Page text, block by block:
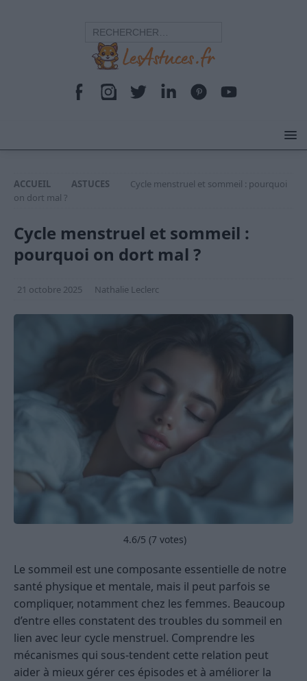
ACCUEIL ASTUCES
Cycle menstruel et sommeil : pourquoi
on dort mal ?
Cycle menstruel et sommeil :
pourquoi on dort mal ?
21 octobre 2025 Nathalie Leclerc
4.6/5 (7 votes)
Le sommeil est une composante essentielle de notre
santé physique et mentale, mais il peut parfois se
compliquer, notamment chez les femmes. Beaucoup
d’entre elles constatent des troubles du sommeil en
lien avec leur cycle menstruel. Comprendre les
mécanismes qui sous-tendent cette relation peut
aider à mieux gérer ces épisodes et à améliorer la